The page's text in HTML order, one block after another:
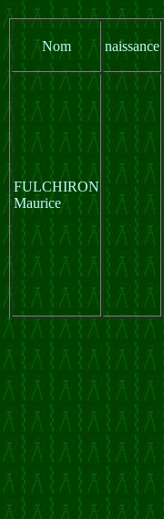
Nom naissance
FULCHIRON
Maurice